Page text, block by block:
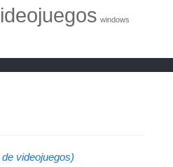
windows
videojuegos)